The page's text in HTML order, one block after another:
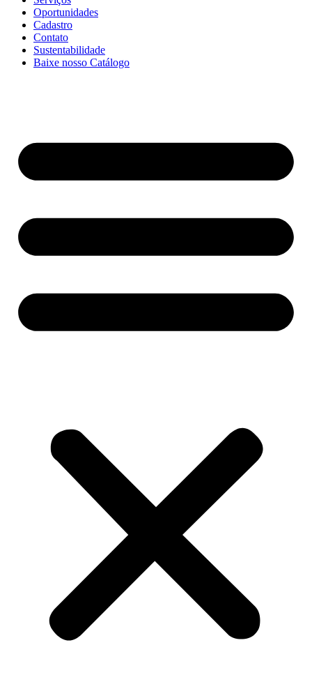
Oportunidades
Cadastro
Contato
Sustentabilidade
Baixe nosso Catálogo